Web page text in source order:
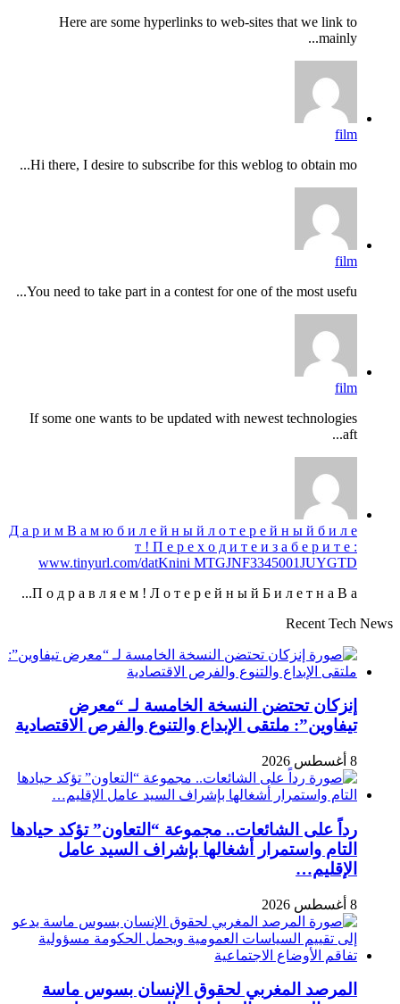
Here are some hyperlinks to web-sites that we link to
mainly...
film
Hi there, I desire to subscribe for this weblog to obtain mo...
film
You need to take part in a contest for one of the most usefu...
film
If some one wants to be updated with newest technologies
aft...
Д а р и м В а м ю б и л е й н ы й л о т е р е й н ы й б и л е
т ! П е р е х о д и т е и з а б е р и т е :
www.tinyurl.com/datKnini MTGJNF3345001JUYGTD
П о д р а в л я е м ! Л о т е р е й н ы й Б и л е т н а В а...
Recent Tech News
إنزكان تحتضن النسخة الخامسة لـ “معرض
تيفاوين”: ملتقى الإبداع والتنوع والفرص الاقتصادية
8 أغسطس 2026
رداً على الشائعات.. مجموعة “التعاون” تؤكد حيادها
التام واستمرار أشغالها بإشراف السيد عامل
الإقليم…
8 أغسطس 2026
المرصد المغربي لحقوق الإنسان بسوس ماسة